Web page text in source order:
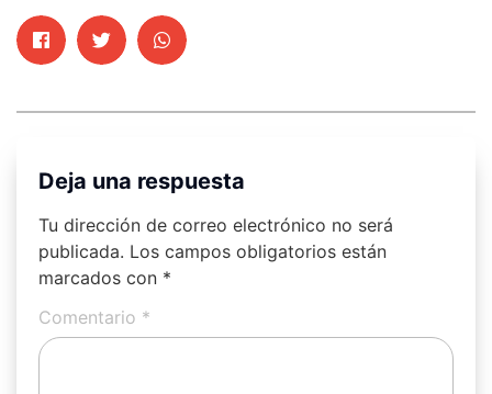
Deja una respuesta
Tu dirección de correo electrónico no será
publicada. Los campos obligatorios están
marcados con *
Comentario *